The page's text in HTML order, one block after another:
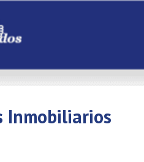
Inmobiliarios